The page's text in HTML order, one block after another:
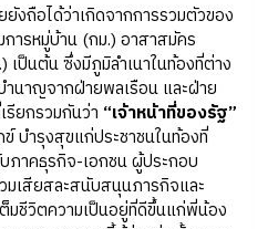
อได้ว่าเกิดจากการรวมตัวของ
รหมู่บ้าน (กม.) อาสาสมัคร
ป็นต้น ซึ่งมีภูมิลำเนาในท้องที่ต่าง
ำนาญจากฝ่ายพลเรือน และฝ่าย
รียกรวมกันว่า “เจ้าหน้าที่ของรัฐ”
บำรุงสุขแก่ประชาชนในท้องที่
ภาคธุรกิจ-เอกชน ผู้ประกอบ
มเสียสละสนับสนุนภารกิจและ
มชีวิตความเป็นอยู่ที่ดีขึ้นแก่พี่น้อง